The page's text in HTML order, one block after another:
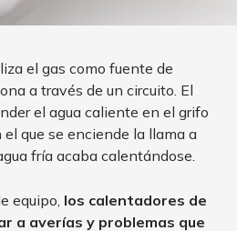
el gas como fuente de
a través de un circuito. El
el agua caliente en el grifo
que se enciende la llama a
fría acaba calentándose.
equipo, los calentadores de
a averías y problemas que